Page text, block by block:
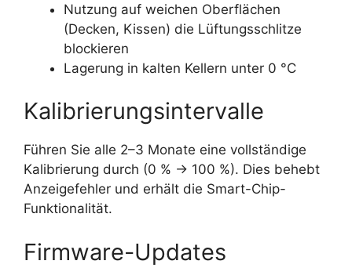
Nutzung auf weichen Oberflächen
(Decken, Kissen) die Lüftungsschlitze
blockieren
Lagerung in kalten Kellern unter 0 °C
Kalibrierungsintervalle
Führen Sie alle 2–3 Monate eine vollständige
Kalibrierung durch (0 % → 100 %). Dies behebt
Anzeigefehler und erhält die Smart-Chip-
Funktionalität.
Firmware-Updates